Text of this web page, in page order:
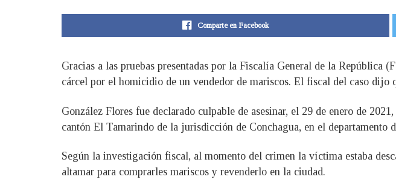
Comparte en Facebook
Gracias a las pruebas presentadas por la Fiscalía General de la República
cárcel por el homicidio de un vendedor de mariscos. El fiscal del caso
González Flores fue declarado culpable de asesinar, el 29 de enero de
cantón El Tamarindo de la jurisdicción de Conchagua, en el departamento
Según la investigación fiscal, al momento del crimen la víctima estaba
altamar para comprarles mariscos y revenderlo en la ciudad.